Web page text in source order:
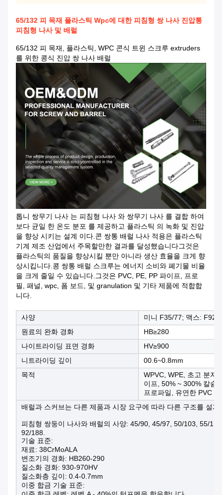
65/132 피 목재 플라스틱 Wpc에 대한 피침형 쌍 나사 진압통
피침형 나사 및 배럴
65/132 피 목재, 플라스틱, WPC 콘식 트윈 스크루 extruders
를 위한 콩식 진압 쌍 나사 배럴
톱니 쌍무기 나사 는 피침형 나사 와 쌍무기 나사 를 결합 하여
보다 균일 한 온도 분포 를 제공하고 플라스틱 의 녹화 및 진압
을 향상 시키는 설계 이다.콘 쌍통 배럴 나사 적용은 플라스틱
기계 제조 산업에서 주목할만한 결과를 달성했습니다그것은
플라스틱의 품질을 향상시킬 뿐만 아니라 생산 효율을 크게 향
상시킵니다.콩 쌍통 배럴 스크루는 에너지 소비와 폐기물 비율
을 크게 줄일 수 있습니다.그것은 PVC, PE, PP 파이프, 프로
필, 패널, wpc, 폼 보드, 및 granulation 및 기타 제품에 적합합
니다.
사양
미니 F35/77; 맥스: F92/
원료의 완화 경화
HB≥280
나이트라이딩 표면 경화
HV≥900
니트라이딩 깊이
00.6~0.8mm
목적
WPVC, WPE, 초고 분자
이프, 50% ~ 300% 칼슘
프로파일, 유연한 PVC
배럴과 스커브는 다른 제품과 시장 요구에 따라 다른 구조를 설계
피침형 쌍둥이 나사와 배럴의 사양: 45/90, 45/97, 50/103, 55/
92/188.
기술 표준:
재료: 38CrMoALA
변조기의 경화: HB260-290
질소화 경화: 930-970HV
질소화층 깊이: 0.4-0.7mm
이중 합금 기술 표준: